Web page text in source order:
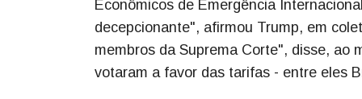
Econômicos de Emergência
decepcionante", afirmou Trump, em
membros da Suprema Corte", disse, ao
votaram a favor das tarifas - entre eles